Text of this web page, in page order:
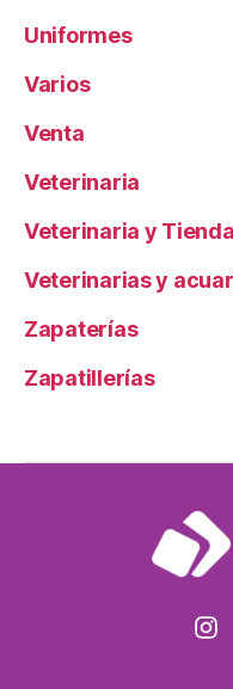
Uniformes
Varios
Venta
Veterinaria
Veterinaria y
Veterinarias y
Zapaterías
Zapatillerías